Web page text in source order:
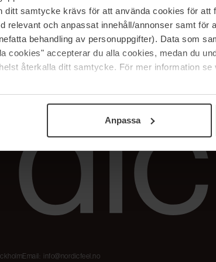
ditt samtycke krävs för att använda cookies för att
relevant och anpassat innehåll/annonser samt för
behandling av personuppgifter). Data som
cookies" accepterar du alla cookies, medan du
återkalla ditt samtycke. För mer information
Anpassa
The Beauty Edit
Jobb hos oss
Samarbeidspartner
Email: info@nordicfeel.no